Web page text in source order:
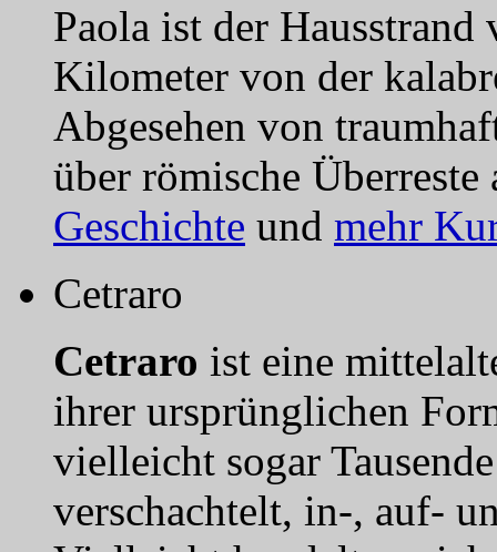
Paola ist der
Kilometer von der
Abgesehen von
über römische
Geschichte und mehr
Cetraro
Cetraro ist eine
ihrer ursprünglichen
vielleicht sogar
verschachtelt, in-, auf-